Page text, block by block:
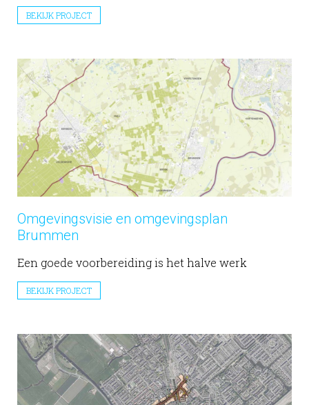
BEKIJK PROJECT
Omgevingsvisie en omgevingsplan
Brummen
Een goede voorbereiding is het halve werk
BEKIJK PROJECT